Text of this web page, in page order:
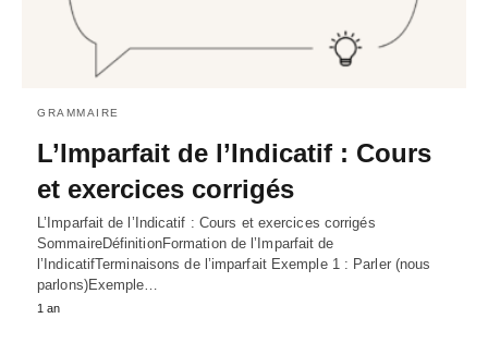
GRAMMAIRE
L’Imparfait de l’Indicatif : Cours
et exercices corrigés
L’Imparfait de l’Indicatif : Cours et exercices corrigés
SommaireDéfinitionFormation de l’Imparfait de
l’IndicatifTerminaisons de l’imparfait Exemple 1 : Parler (nous
parlons)Exemple…
1 an